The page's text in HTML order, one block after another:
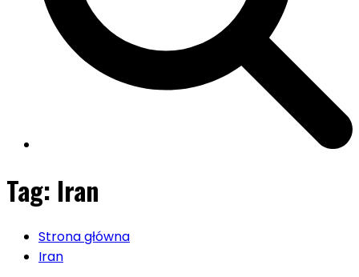
Tag: Iran
Strona główna
Iran